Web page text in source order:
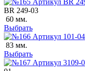
BR 249-03
60 мм.
Выбрать
83 мм.
Выбрать